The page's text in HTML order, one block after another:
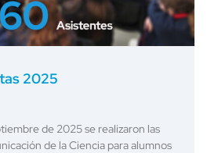
2025
de 2025 se realizaron las
de la Ciencia para alumnos